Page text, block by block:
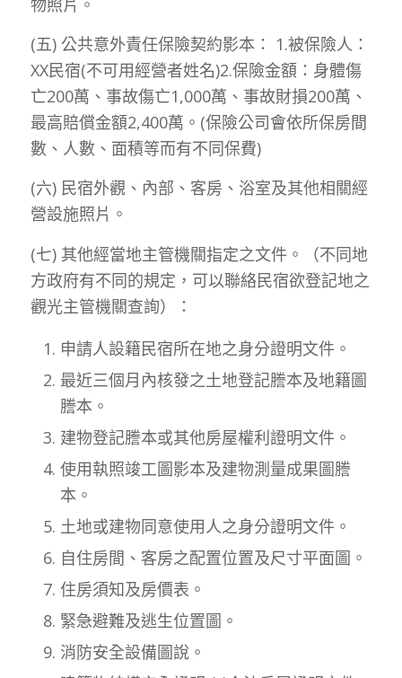
(五) 公共意外責任保險契約影本： 1.被保險人：
XX民宿(不可用經營者姓名)2.保險金額：身體傷
亡200萬、事故傷亡1,000萬、事故財損200萬、
最高賠償金額2,400萬。(保險公司會依所保房間
數、人數、面積等而有不同保費)
(六) 民宿外觀、內部、客房、浴室及其他相關經
營設施照片。
(七) 其他經當地主管機關指定之文件。（不同地
方政府有不同的規定，可以聯絡民宿欲登記地之
觀光主管機關查詢）：
申請人設籍民宿所在地之身分證明文件。
最近三個月內核發之土地登記謄本及地籍圖
謄本。
建物登記謄本或其他房屋權利證明文件。
使用執照竣工圖影本及建物測量成果圖謄
本。
土地或建物同意使用人之身分證明文件。
自住房間、客房之配置位置及尺寸平面圖。
住房須知及房價表。
緊急避難及逃生位置圖。
消防安全設備圖說。